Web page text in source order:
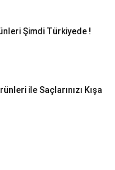
Şimdi Türkiyede !
ile Saçlarınızı Kışa